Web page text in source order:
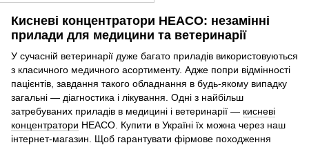
Кисневі концентратори HEACO: незамінні
прилади для медицини та ветеринарії
У сучасній ветеринарії дуже багато приладів використовуються
з класичного медичного асортименту. Адже попри відмінності
пацієнтів, завдання такого обладнання в будь-якому випадку
загальні — діагностика і лікування. Одні з найбільш
затребуваних приладів в медицині і ветеринарії — кисневі
концентратори HEACO. Купити в Україні їх можна через наш
інтернет-магазин. Щоб гарантувати фірмове походження